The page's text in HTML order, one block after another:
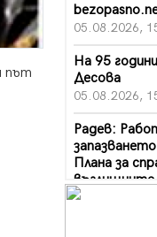
път
05.08.2026,
На 95
Десова
05.08.2026,
Радев:
Плана за
въглищните
05.08.2026,